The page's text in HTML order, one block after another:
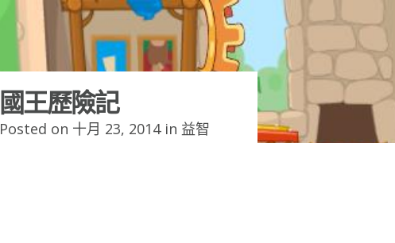
國王歷險記
Posted on 十月 23, 2014 in 益智